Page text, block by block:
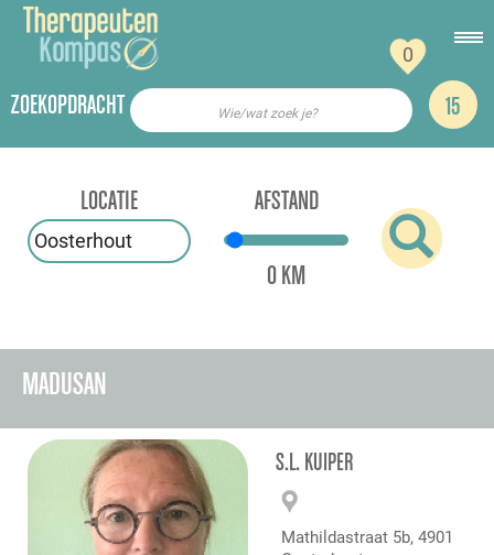
0
ZOEKOPDRACHT Wie/wat zoek je? 15
LOCATIE AFSTAND
0 KM
MADUSAN
S.L. KUIPER
Mathildastraat 5b, 4901